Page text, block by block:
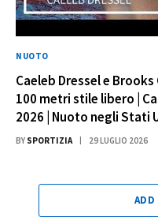
NUOTO
Caeleb Dressel e
100 metri stile libero |
2026 | Nuoto negli Stati
BY SPORTIZIA 29 LUGLIO 2026
ADD